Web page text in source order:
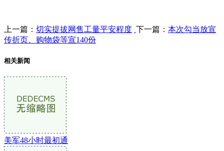
上一篇： 切实提拔网售工量平安程度 下一篇： 本次勾当放宣
传折页、购物袋等宣140份
相关新闻
美军48小时最初通